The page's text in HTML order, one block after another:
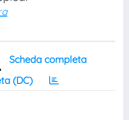
Scheda completa
(DC)